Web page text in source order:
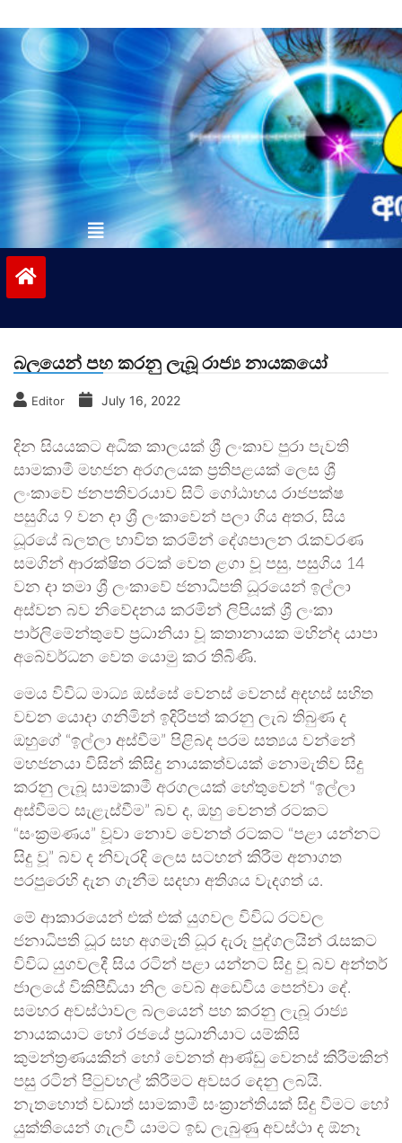
to
contentvinivida.lk
බලයෙන් පහ කරනු ලැබූ රාජ්‍ය නායකයෝ
Editor July 16, 2022
දින සියයකට අධික කාලයක් ශ්‍රී ලංකාව පුරා පැවති
සාමකාමී මහජන අරගලයක ප්‍රතිපළයක් ලෙස ශ්‍රී
ලංකාවේ ජනපතිවරයාව සිටි ගෝඨාභය රාජපක්ෂ
පසුගිය 9 වන දා ශ්‍රී ලංකාවෙන් පලා ගිය අතර, සිය
ධූරයේ බලතල භාවිත කරමින් දේශපාලන රැකවරණ
සමගින් ආරක්ෂිත රටක් වෙත ළගා වූ පසු, පසුගිය 14
වන දා තමා ශ්‍රී ලංකාවේ ජනාධිපති ධූරයෙන් ඉල්ලා
අස්වන බව නිවේදනය කරමින් ලිපියක් ශ්‍රී ලංකා
පාර්ලිමේන්තුවේ ප්‍රධානියා වූ කතානායක මහින්ද යාපා
අබේවර්ධන වෙත යොමු කර තිබිණි.
මෙය විවිධ මාධ්‍ය ඔස්සේ වෙනස් වෙනස් අදහස් සහිත
වචන යොදා ගනිමින් ඉදිරිපත් කරනු ලැබ තිබුණ ද
ඔහුගේ “ඉල්ලා අස්වීම” පිළිබද පරම සත්‍යය වන්නේ
මහජනයා විසින් කිසිදු නායකත්වයක් නොමැතිව සිදු
කරනු ලැබූ සාමකාමී අරගලයක් හේතුවෙන් “ඉල්ලා
අස්වීමට සැළැස්වීම” බව ද, ඔහු වෙනත් රටකට
“සංක්‍රමණය” වූවා නොව වෙනත් රටකට “පළා යන්නට
සිදු වූ” බව ද නිවැරදි ලෙස සටහන් කිරීම අනාගත
පරපුරෙහි දැන ගැනීම සදහා අතිශය වැදගත් ය.
මේ ආකාරයෙන් එක් එක් යුගවල විවිධ රටවල
ජනාධිපති ධූර සහ අගමැති ධූර දැරූ පුද්ගලයින් රැසකට
විවිධ යුගවලදී සිය රටින් පළා යන්නට සිදු වූ බව අන්තර්
ජාලයේ විකිපීඩියා නිල වෙබ් අඩෙවිය පෙන්වා දේ.
සමහර අවස්ථාවල බලයෙන් පහ කරනු ලැබූ රාජ්‍ය
නායකයාට හෝ රජයේ ප්‍රධානියාට යම්කිසි
කුමන්ත්‍රණයකින් හෝ වෙනත් ආණ්ඩු වෙනස් කිරීමකින්
පසු රටින් පිටුවහල් කිරීමට අවසර දෙනු ලබයි.
නැතහොත් වඩාත් සාමකාමී සංක්‍රාන්තියක් සිදු වීමට හෝ
යුක්තියෙන් ගැලවී යාමට ඉඩ ලැබුණු අවස්ථා ද ඕනෑ